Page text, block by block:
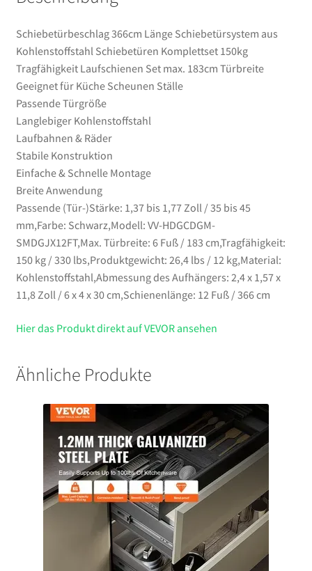
Ställe
Menge
Schiebetürbeschlag 366cm Länge Schiebetürsystem aus
Kohlenstoffstahl Schiebetüren Komplettset 150kg
Tragfähigkeit Laufschienen Set max. 183cm Türbreite
Geeignet für Küche Scheunen Ställe
Passende Türgröße
Langlebiger Kohlenstoffstahl
Laufbahnen & Räder
Stabile Konstruktion
Einfache & Schnelle Montage
Breite Anwendung
Passende (Tür-)Stärke: 1,37 bis 1,77 Zoll / 35 bis 45
mm,Farbe: Schwarz,Modell: VV-HDGCDGM-
SMDGJX12FT,Max. Türbreite: 6 Fuß / 183 cm,Tragfähigkeit:
150 kg / 330 lbs,Produktgewicht: 26,4 lbs / 12 kg,Material:
Kohlenstoffstahl,Abmessung des Aufhängers: 2,4 x 1,57 x
11,8 Zoll / 6 x 4 x 30 cm,Schienenlänge: 12 Fuß / 366 cm
Hier das Produkt direkt auf VEVOR ansehen
Ähnliche Produkte